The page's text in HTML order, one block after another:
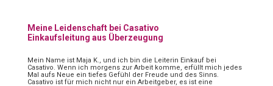
Meine Leidenschaft bei Casativo
Einkaufsleitung aus Überzeugung
Mein Name ist Maja K., und ich bin die Leiterin Einkauf bei
Casativo. Wenn ich morgens zur Arbeit komme, erfüllt mich jedes
Mal aufs Neue ein tiefes Gefühl der Freude und des Sinns.
Casativo ist für mich nicht nur ein Arbeitgeber, es ist eine